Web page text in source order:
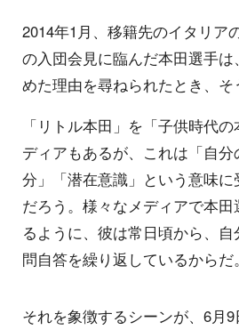
2014年1月、移籍先のイタリア
の入団会見に臨んだ本田選手
めた理由を尋ねられたとき、そ
「リトル本田」を「子供時代
ディアもあるが、これは「自
分」「潜在意識」という意味
だろう。様々なメディアで本
るように、彼は常日頃から、
問自答を繰り返しているからだ。
それを象徴するシーンが、6月